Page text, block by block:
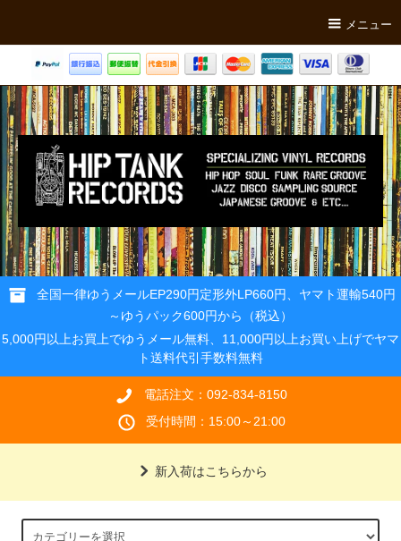
メニュー
全国一律ゆうメールEP290円定形外LP660円、ヤマト運輸540円
～ゆうパック600円から（税込）
5,000円以上お買上でゆうメール無料、11,000円以上お買い上げでヤマ
ト送料代引手数料無料
電話注文：092-834-8150
受付時間：15:00～21:00
新入荷はこちらから